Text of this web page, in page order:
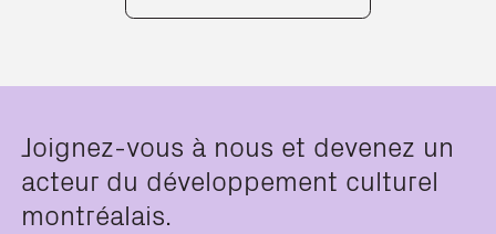
Joignez-vous à nous et devenez un
acteur du développement culturel
montréalais.